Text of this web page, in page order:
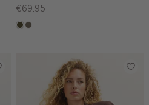
€69.95
groen,
middenbruin